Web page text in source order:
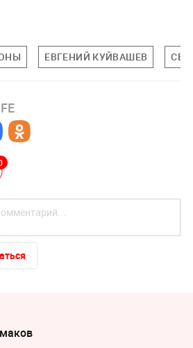
ЕВГЕНИЙ КУЙВАШЕВ